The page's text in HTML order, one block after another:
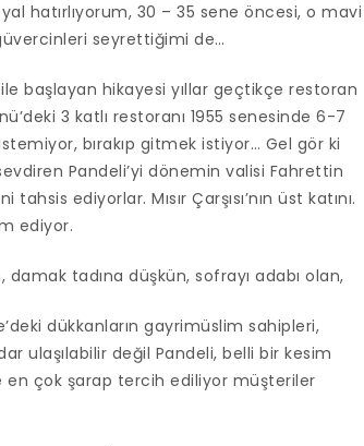
hatırlıyorum, 30 – 35 sene öncesi, o mavi
seyrettiğimi de…
başlayan hikayesi yıllar geçtikçe restoran
3 katlı restoranı 1955 senesinde 6-7
bırakıp gitmek istiyor… Gel gör ki
Pandeli’yi dönemin valisi Fahrettin
ediyorlar. Mısır Çarşısı’nın üst katını.
ediyor.
tadına düşkün, sofrayı adabı olan,
dükkanların gayrimüslim sahipleri,
ulaşılabilir değil Pandeli, belli bir kesim
en çok şarap tercih ediliyor müşteriler